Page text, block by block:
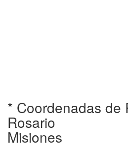
* Coordenadas de
Rosario
Misiones